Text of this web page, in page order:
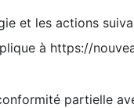
et les actions
à https://
partielle